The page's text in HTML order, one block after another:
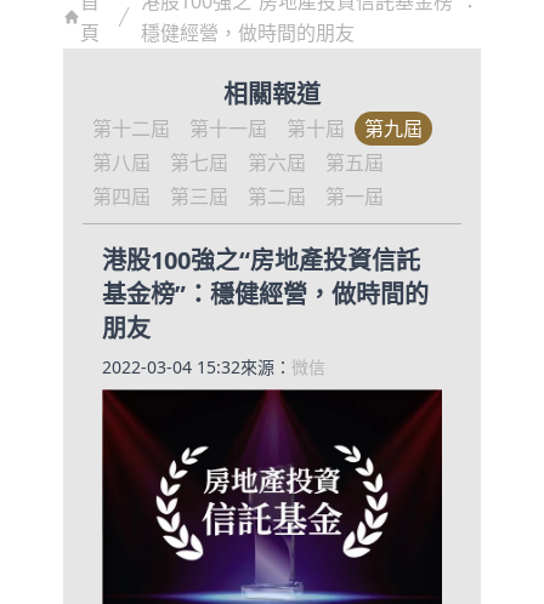
頁
穩健經營，做時間的朋友
相關報道
第十二屆 第十一屆 第十屆
第九屆
第八屆
第七屆 第六屆
第五屆
第四屆
第三屆 第二屆 第一屆
港股100強之“房地產投資信託
基金榜”：穩健經營，做時間的
朋友
2022-03-04 15:32來源： 微信